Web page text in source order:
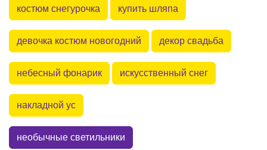
костюм снегурочка купить шляпа
девочка костюм новогодний декор свадьба
небесный фонарик искусственный снег
накладной ус
необычные светильники